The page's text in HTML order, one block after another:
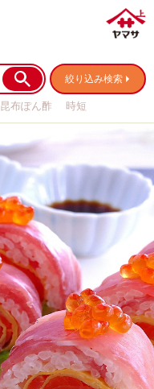
絞り込み検索
昆布ぽん酢
時短